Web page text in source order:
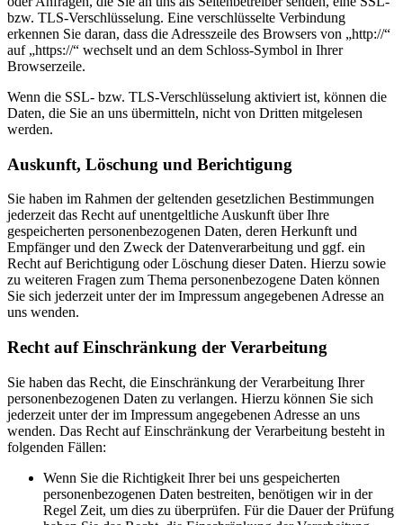
bzw. TLS-Verschlüsselung. Eine verschlüsselte Verbindung
erkennen Sie daran, dass die Adresszeile des Browsers von „http://“
auf „https://“ wechselt und an dem Schloss-Symbol in Ihrer
Browserzeile.
Wenn die SSL- bzw. TLS-Verschlüsselung aktiviert ist, können die
Daten, die Sie an uns übermitteln, nicht von Dritten mitgelesen
werden.
Auskunft, Löschung und Berichtigung
Sie haben im Rahmen der geltenden gesetzlichen Bestimmungen
jederzeit das Recht auf unentgeltliche Auskunft über Ihre
gespeicherten personenbezogenen Daten, deren Herkunft und
Empfänger und den Zweck der Datenverarbeitung und ggf. ein
Recht auf Berichtigung oder Löschung dieser Daten. Hierzu sowie
zu weiteren Fragen zum Thema personenbezogene Daten können
Sie sich jederzeit unter der im Impressum angegebenen Adresse an
uns wenden.
Recht auf Einschränkung der Verarbeitung
Sie haben das Recht, die Einschränkung der Verarbeitung Ihrer
personenbezogenen Daten zu verlangen. Hierzu können Sie sich
jederzeit unter der im Impressum angegebenen Adresse an uns
wenden. Das Recht auf Einschränkung der Verarbeitung besteht in
folgenden Fällen:
Wenn Sie die Richtigkeit Ihrer bei uns gespeicherten
personenbezogenen Daten bestreiten, benötigen wir in der
Regel Zeit, um dies zu überprüfen. Für die Dauer der Prüfung